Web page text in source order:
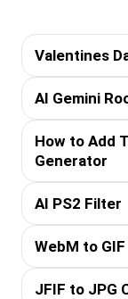
Valentines
AI Gemini
How to Add
Generator
AI PS2 Filter
WebM to
JFIF to JPG